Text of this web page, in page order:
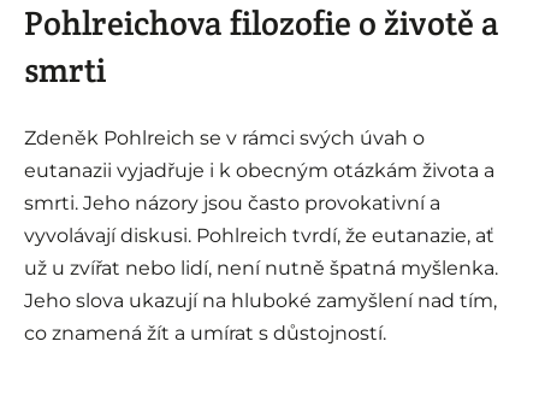
Pohlreichova filozofie o životě a
smrti
Zdeněk Pohlreich se v rámci svých úvah o
eutanazii vyjadřuje i k obecným otázkám života a
smrti. Jeho názory jsou často provokativní a
vyvolávají diskusi. Pohlreich tvrdí, že eutanazie, ať
už u zvířat nebo lidí, není nutně špatná myšlenka.
Jeho slova ukazují na hluboké zamyšlení nad tím,
co znamená žít a umírat s důstojností.